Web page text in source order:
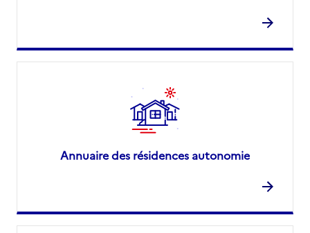
Annuaire des résidences autonomie